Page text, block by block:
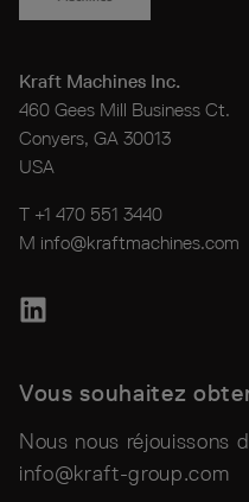
Kraft Machines Inc.
460 Gees Mill Business Ct.
Conyers, GA 30013
USA
T +1 470 551 3440
M info@kraftmachines.com
Vous souhaitez
Nous nous réjouissons
info@kraft-group.com